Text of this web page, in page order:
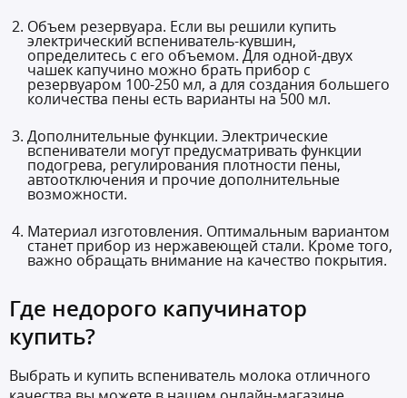
Объем резервуара. Если вы решили купить
электрический вспениватель-кувшин,
определитесь с его объемом. Для одной-двух
чашек капучино можно брать прибор с
резервуаром 100-250 мл, а для создания большего
количества пены есть варианты на 500 мл.
Дополнительные функции. Электрические
вспениватели могут предусматривать функции
подогрева, регулирования плотности пены,
автоотключения и прочие дополнительные
возможности.
Материал изготовления. Оптимальным вариантом
станет прибор из нержавеющей стали. Кроме того,
важно обращать внимание на качество покрытия.
Где недорого капучинатор
купить?
Выбрать и купить вспениватель молока отличного